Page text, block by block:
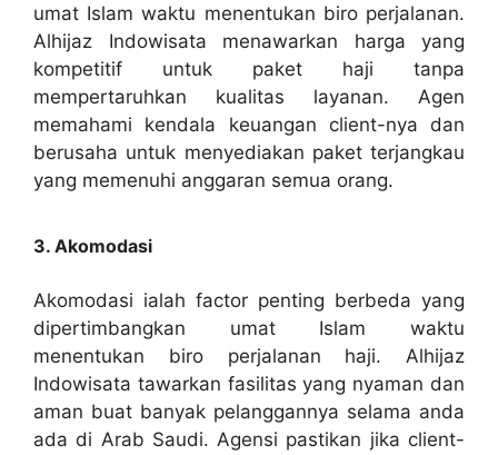
umat Islam waktu menentukan biro perjalanan.
Alhijaz Indowisata menawarkan harga yang
kompetitif untuk paket haji tanpa
mempertaruhkan kualitas layanan. Agen
memahami kendala keuangan client-nya dan
berusaha untuk menyediakan paket terjangkau
yang memenuhi anggaran semua orang.
3. Akomodasi
Akomodasi ialah factor penting berbeda yang
dipertimbangkan umat Islam waktu
menentukan biro perjalanan haji. Alhijaz
Indowisata tawarkan fasilitas yang nyaman dan
aman buat banyak pelanggannya selama anda
ada di Arab Saudi. Agensi pastikan jika client-